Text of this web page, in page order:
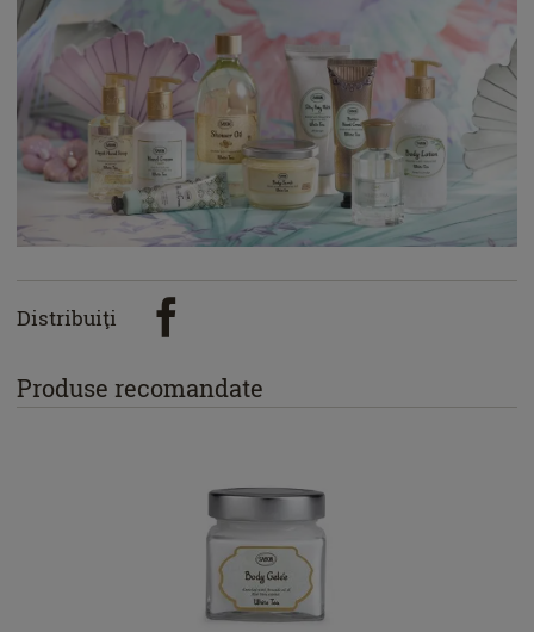
Distribuiţi
Produse recomandate